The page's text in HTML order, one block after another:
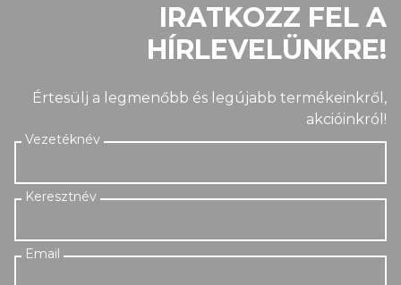
IRATKOZZ FEL A
HÍRLEVELÜNKRE!
Értesülj a legmenőbb és legújabb termékeinkről,
akcióinkról!